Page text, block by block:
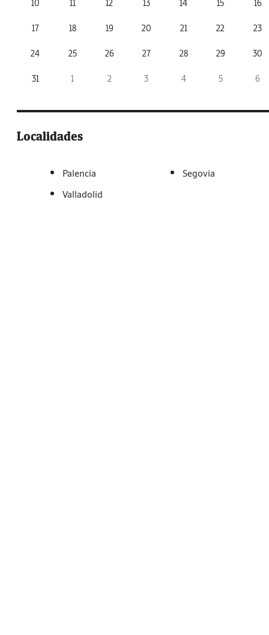
10 11 12 13 14 15 16
17 18 19 20 21 22 23
24 25 26 27 28 29 30
31 1 2 3 4 5 6
Localidades
Palencia
Segovia
Valladolid